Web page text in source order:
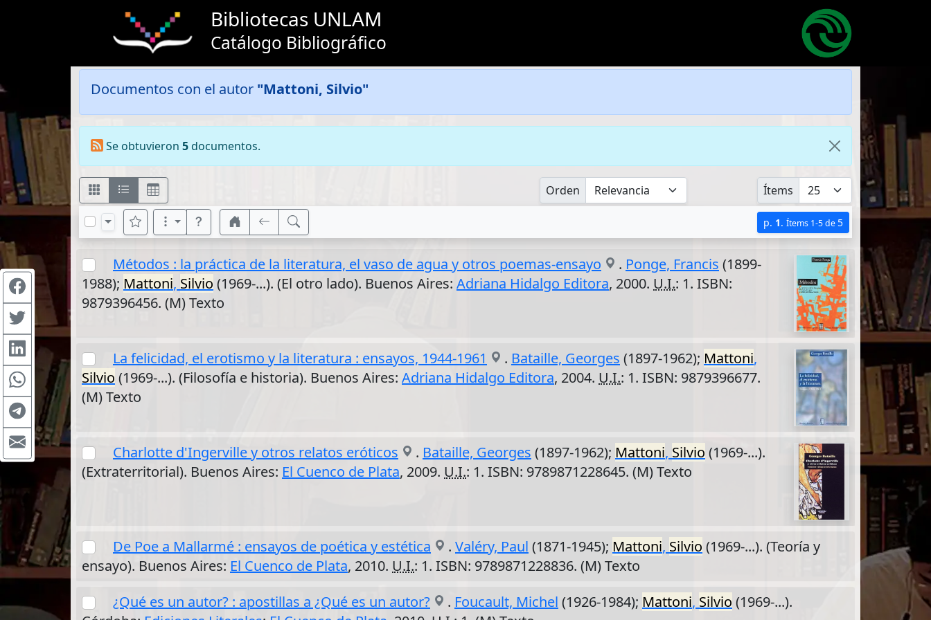
Bibliotecas UNLAM
Catálogo Bibliográfico
Documentos con el autor "Mattoni, Silvio"
Se obtuvieron 5documentos.
Orden Ítems
p. 1. Ítems 1-5 de 5
Métodos : la práctica de la literatura, el vaso de agua y otros poemas-ensayo . Ponge, Francis (1899-
1988); Mattoni, Silvio (1969-...). (El otro lado). Buenos Aires: Adriana Hidalgo Editora, 2000. U.I.: 1. ISBN:
9879396456. (M) Texto
La felicidad, el erotismo y la literatura : ensayos, 1944-1961 . Bataille, Georges (1897-1962); Mattoni,
Silvio (1969-...). (Filosofía e historia). Buenos Aires: Adriana Hidalgo Editora, 2004. U.I.: 1. ISBN: 9879396677.
(M) Texto
Charlotte d'Ingerville y otros relatos eróticos . Bataille, Georges (1897-1962); Mattoni, Silvio (1969-...).
(Extraterritorial). Buenos Aires: El Cuenco de Plata, 2009. U.I.: 1. ISBN: 9789871228645. (M) Texto
De Poe a Mallarmé : ensayos de poética y estética . Valéry, Paul (1871-1945); Mattoni, Silvio (1969-...). (Teoría y
ensayo). Buenos Aires: El Cuenco de Plata, 2010. U.I.: 1. ISBN: 9789871228836. (M) Texto
¿Qué es un autor? : apostillas a ¿Qué es un autor?
. Foucault, Michel (1926-1984); Mattoni, Silvio (1969-...).